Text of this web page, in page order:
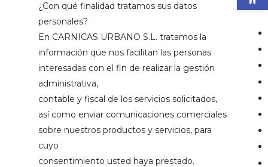
¿Con qué finalidad tratamos sus datos
personales?
En CARNICAS URBANO S.L. tratamos la
información que nos facilitan las personas
interesadas con el fin de realizar la gestión
administrativa,
contable y fiscal de los servicios solicitados,
así como enviar comunicaciones comerciales
sobre nuestros productos y servicios, para
cuyo
consentimiento usted haya prestado.